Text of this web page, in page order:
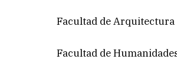
Facultad de
Facultad de